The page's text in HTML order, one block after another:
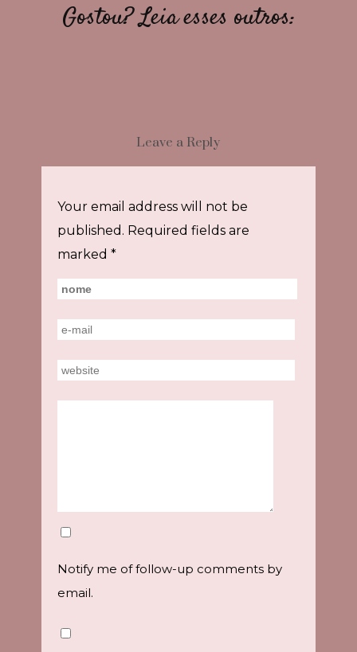
Gostou? Leia esses outros:
Leave a Reply
Your email address will not be
published. Required fields are
marked *
Notify me of follow-up comments by
email.